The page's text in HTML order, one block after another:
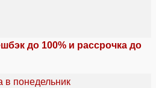
до 100% и рассрочка до